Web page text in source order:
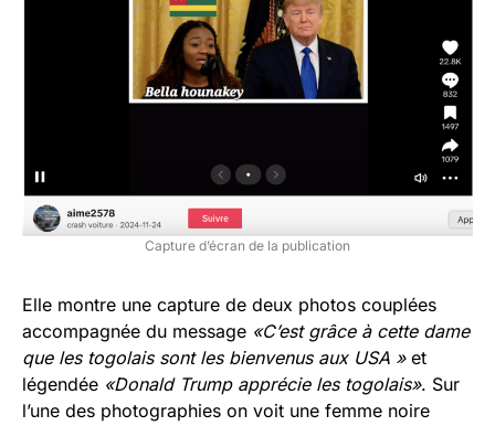
Capture d’écran de la publication
Elle montre une capture de deux photos couplées
accompagnée du message «C’est grâce à cette dame
que les togolais sont les bienvenus aux USA »et
légendée «Donald Trump apprécie les togolais». Sur
l’une des photographies on voit une femme noire